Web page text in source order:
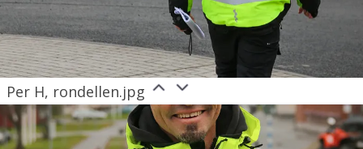
Per H, rondellen.jpg